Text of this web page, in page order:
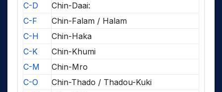
C-D
Chin-Daai:
C-F
Chin-Falam / Halam
C-H
Chin-Haka
C-K
Chin-Khumi
C-M
Chin-Mro
C-O
Chin-Thado / Thadou-Kuki